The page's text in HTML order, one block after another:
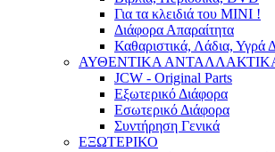
Για τα κλειδιά του MINI !
Διάφορα Απαραίτητα
Καθαριστικά, Λάδια, Υγρά
ΑΥΘΕΝΤΙΚΑ
JCW - Original Parts
Εξωτερικό Διάφορα
Εσωτερικό Διάφορα
Συντήρηση Γενικά
ΕΞΩΤΕΡΙΚΟ